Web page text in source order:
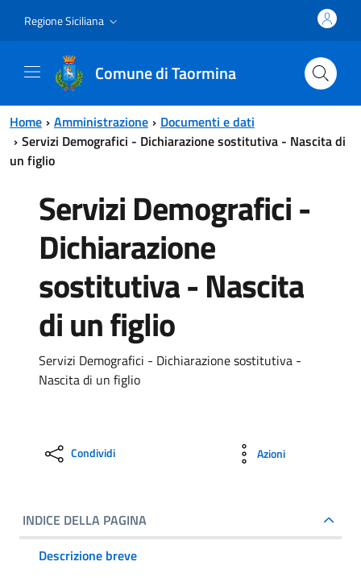
Regione Siciliana
Comune di Taormina
Home Amministrazione
Documenti e dati
Servizi Demografici - Dichiarazione sostitutiva - Nascita di
un figlio
Servizi Demografici -
Dichiarazione
sostitutiva - Nascita
di un figlio
Servizi Demografici - Dichiarazione sostitutiva -
Nascita di un figlio
Condividi Azioni
INDICE DELLA PAGINA
Descrizione breve